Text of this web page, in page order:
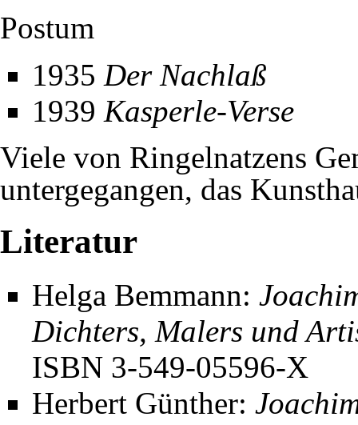
Postum
1935 Der Nachlaß
1939 Kasperle-Verse
Viele von Ringelnatzens
untergegangen, das
Literatur
Helga Bemmann:
Dichters, Malers und
ISBN 3-549-05596-X
Herbert Günther: